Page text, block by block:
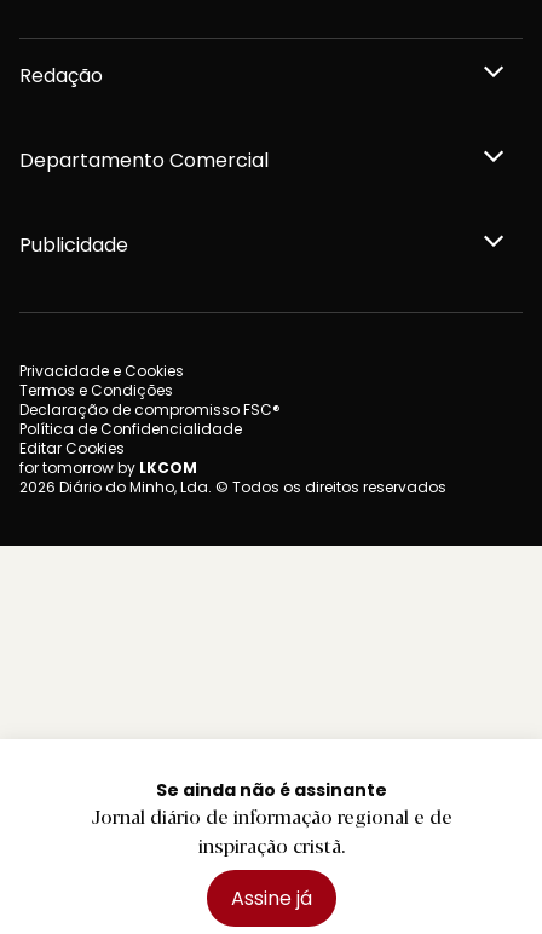
Se ainda não é assinante
Jornal diário de informação regional e de
inspiração cristã.
Assine já
Redação
Departamento Comercial
Publicidade
Privacidade e Cookies
Termos e Condições
Declaração de compromisso FSC®
Política de Confidencialidade
Editar Cookies
for tomorrow by LKCOM
2026 Diário do Minho, Lda. © Todos os direitos reservados